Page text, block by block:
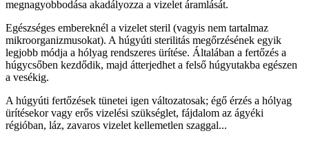
megnagyobbodása akadályozza a vizelet áramlását.
Egészséges embereknél a vizelet steril (vagyis nem tartalmaz
mikroorganizmusokat). A húgyúti sterilitás megőrzésének egyik
legjobb módja a hólyag rendszeres ürítése. Általában a fertőzés a
húgycsőben kezdődik, majd átterjedhet a felső húgyutakba egészen
a vesékig.
A húgyúti fertőzések tünetei igen változatosak; égő érzés a hólyag
ürítésekor vagy erős vizelési szükséglet, fájdalom az ágyéki
régióban, láz, zavaros vizelet kellemetlen szaggal...